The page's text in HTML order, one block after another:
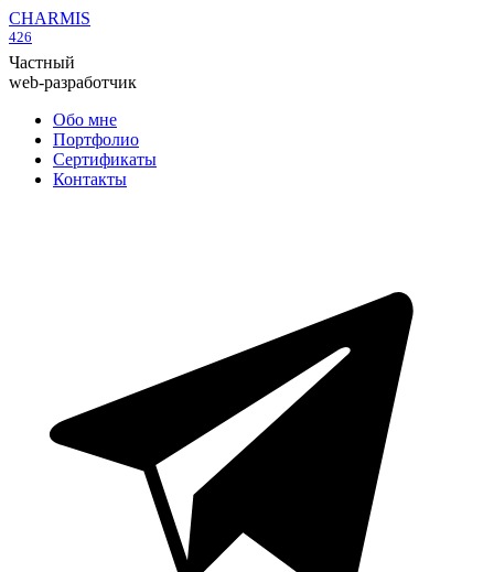
CHARMIS
426
Частный
web-разработчик
Обо мне
Портфолио
Сертификаты
Контакты